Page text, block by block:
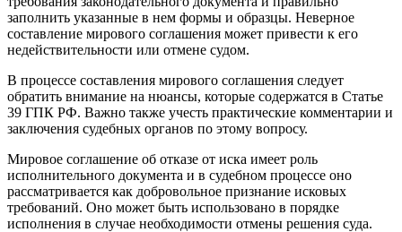
заполнить указанные в нем формы и образцы. Неверное
составление мирового соглашения может привести к его
недействительности или отмене судом.
В процессе составления мирового соглашения следует
обратить внимание на нюансы, которые содержатся в Статье
39 ГПК РФ. Важно также учесть практические комментарии и
заключения судебных органов по этому вопросу.
Мировое соглашение об отказе от иска имеет роль
исполнительного документа и в судебном процессе оно
рассматривается как добровольное признание исковых
требований. Оно может быть использовано в порядке
исполнения в случае необходимости отмены решения суда.